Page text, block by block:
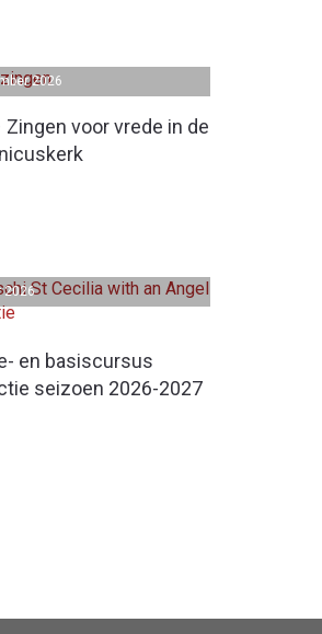
Zingen voor vrede in de
2026
en basiscursus
seizoen 2026-2027
2026